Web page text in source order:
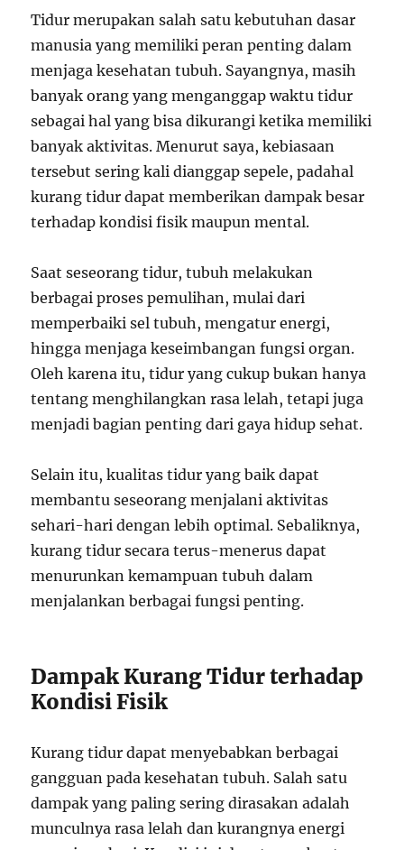
Tidur merupakan salah satu kebutuhan dasar
manusia yang memiliki peran penting dalam
menjaga kesehatan tubuh. Sayangnya, masih
banyak orang yang menganggap waktu tidur
sebagai hal yang bisa dikurangi ketika memiliki
banyak aktivitas. Menurut saya, kebiasaan
tersebut sering kali dianggap sepele, padahal
kurang tidur dapat memberikan dampak besar
terhadap kondisi fisik maupun mental.
Saat seseorang tidur, tubuh melakukan
berbagai proses pemulihan, mulai dari
memperbaiki sel tubuh, mengatur energi,
hingga menjaga keseimbangan fungsi organ.
Oleh karena itu, tidur yang cukup bukan hanya
tentang menghilangkan rasa lelah, tetapi juga
menjadi bagian penting dari gaya hidup sehat.
Selain itu, kualitas tidur yang baik dapat
membantu seseorang menjalani aktivitas
sehari-hari dengan lebih optimal. Sebaliknya,
kurang tidur secara terus-menerus dapat
menurunkan kemampuan tubuh dalam
menjalankan berbagai fungsi penting.
Dampak Kurang Tidur terhadap
Kondisi Fisik
Kurang tidur dapat menyebabkan berbagai
gangguan pada kesehatan tubuh. Salah satu
dampak yang paling sering dirasakan adalah
munculnya rasa lelah dan kurangnya energi